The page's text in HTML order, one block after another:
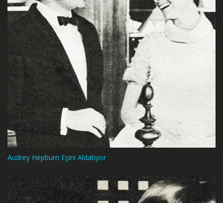
Audrey Hepburn Eşini Aldatıyor